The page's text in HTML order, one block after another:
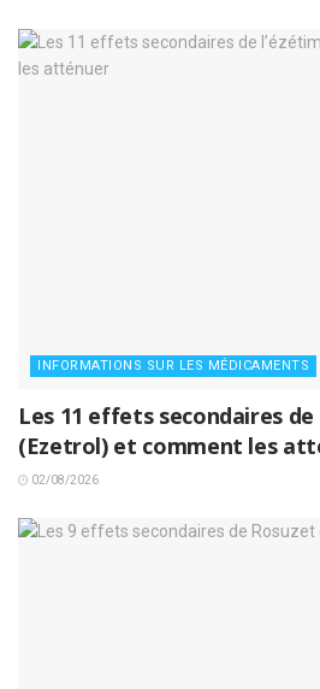
INFORMATIONS SUR LES MÉDICAMENTS
Les 11 effets secondaires de
(Ezetrol) et comment les
02/08/2026